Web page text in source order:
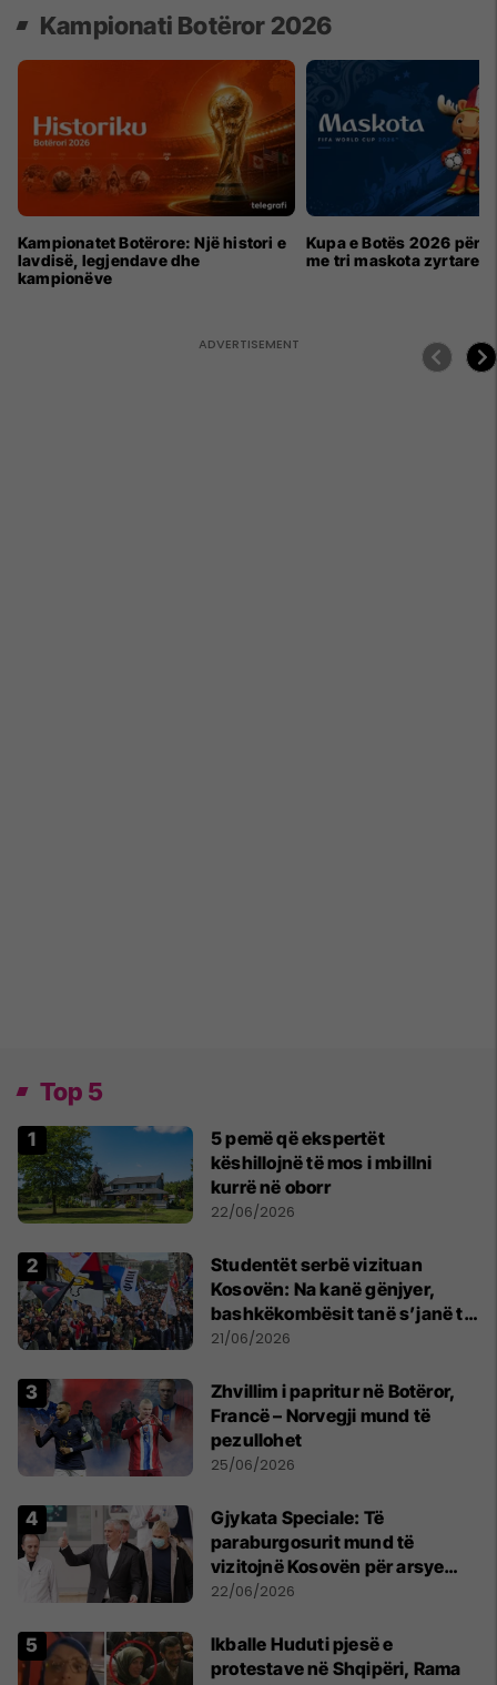
Kampionati Botëror 2026
Kampionatet Botërore: Një histori e
lavdisë, legjendave dhe
kampionëve
Kupa e Botës 2026 për
me tri maskota zyrtare
Top 5
5 pemë që ekspertët
këshillojnë të mos i mbillni
kurrë në oborr
22/06/2026
Studentët serbë vizituan
Kosovën: Na kanë gënjyer,
bashkëkombësit tanë s’janë të
shtypur
21/06/2026
Zhvillim i papritur në Botëror,
Francë – Norvegji mund të
pezullohet
25/06/2026
​Gjykata Speciale: Të
paraburgosurit mund të
vizitojnë Kosovën për arsye
humanitare
22/06/2026
Ikballe Huduti pjesë e
protestave në Shqipëri, Rama